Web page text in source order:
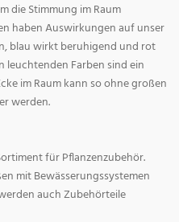
die Stimmung im Raum
haben Auswirkungen auf unser
blau wirkt beruhigend und rot
leuchtenden Farben sind ein
im Raum kann so ohne großen
werden.
für Pflanzenzubehör.
mit Bewässerungssystemen
auch Zubehörteile